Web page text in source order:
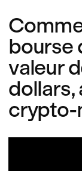
bourse
valeur
dollars,
crypto-